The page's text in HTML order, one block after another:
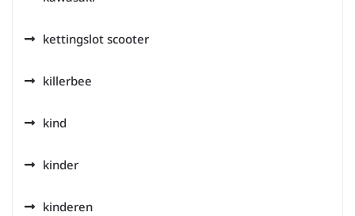
kettingslot scooter
killerbee
kind
kinder
kinderen